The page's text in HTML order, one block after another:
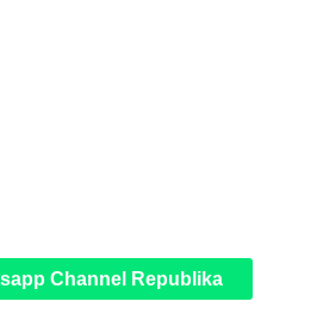
Channel Republika